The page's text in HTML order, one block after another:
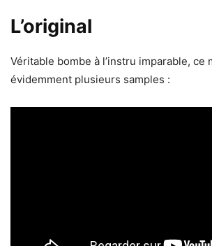
L’original
Véritable bombe à l’instru imparable, ce
évidemment plusieurs samples :